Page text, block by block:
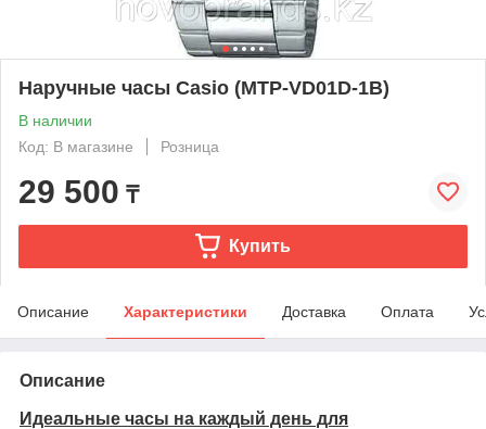
Наручные часы Casio (MTP-VD01D-1B)
В наличии
Код: В магазине
Розница
29 500 ₸
Купить
Описание Характеристики Доставка Оплата
Описание
Идеальные часы на каждый день для